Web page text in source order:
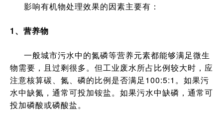
影响有机物处理效果的因素主要有：
1、营养物
一般城市污水中的氮磷等营养元素都能够满足微生
物需要，且过剩很多。但工业废水所占比例较大时，应
注意核算碳、氮、磷的比例是否满足100:5:1。如果污
水中缺氮，通常可投加铵盐。如果污水中缺磷，通常可
投加磷酸或磷酸盐。